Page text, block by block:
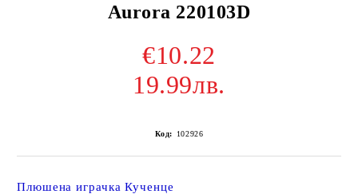
Aurora 220103D
€10.22
19.99лв.
Код: 102926
Плюшена играчка Кученце